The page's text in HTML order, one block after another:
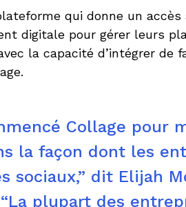
qui donne un
digitale pour gérer leurs
la capacité d’intégrer
Collage pour
la façon dont les
sociaux,” dit Elijah
“La plupart des